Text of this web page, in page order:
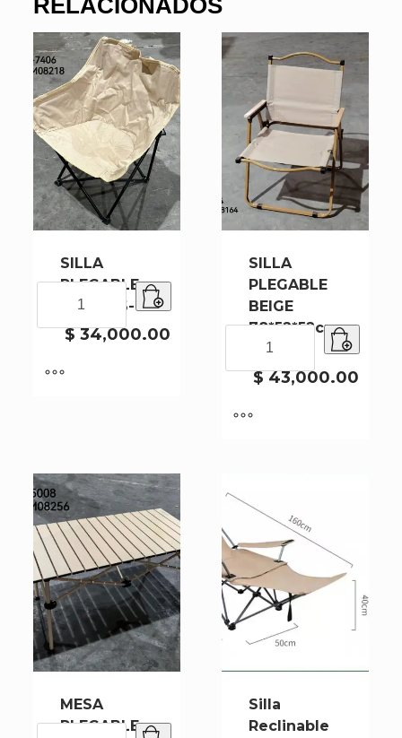
SILLA
PLEGABLE
DC-7406-1
$34,000.00
PLEGABLE
DC-
SILLA
PLEGABLE
BEIGE
78*52*52cm
J-04-30
$43,000.00
PLEGABLE
BEIGE
J-
MESA
PLEGABLE
Silla
Reclinable